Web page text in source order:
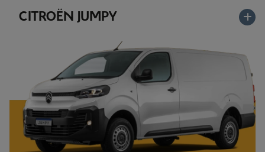
CITROËN JUMPY